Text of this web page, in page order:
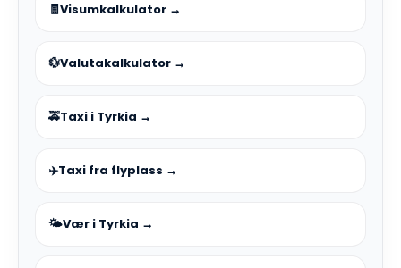
🧾Visumkalkulator →
💱Valutakalkulator →
🚕Taxi i Tyrkia →
✈️Taxi fra flyplass →
🌤️Vær i Tyrkia →